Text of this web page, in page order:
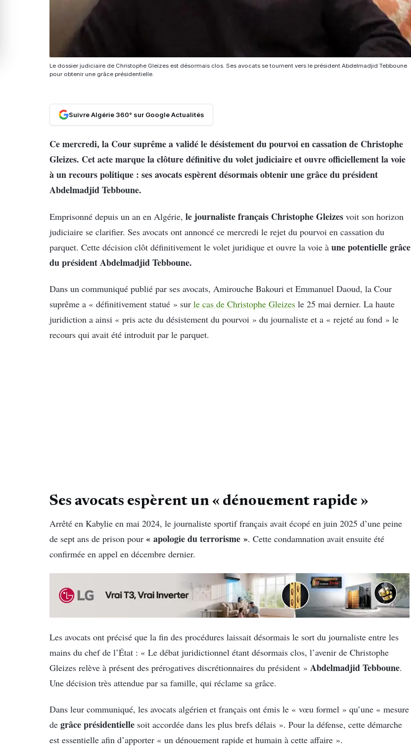
Le dossier judiciaire de Christophe Gleizes est désormais clos. Ses avocats se tournent vers le président Abdelmadjid Tebboune
pour obtenir une grâce présidentielle.
Suivre Algérie 360° sur Google Actualités
Ce mercredi, la Cour suprême a validé le désistement du pourvoi en cassation de Christophe
Gleizes. Cet acte marque la clôture définitive du volet judiciaire et ouvre officiellement la voie
à un recours politique : ses avocats espèrent désormais obtenir une grâce du président
Abdelmadjid Tebboune.
Emprisonné depuis un an en Algérie, le journaliste français Christophe Gleizes voit son horizon
judiciaire se clarifier. Ses avocats ont annoncé ce mercredi le rejet du pourvoi en cassation du
parquet. Cette décision clôt définitivement le volet juridique et ouvre la voie à une potentielle grâce
du président Abdelmadjid Tebboune.
Dans un communiqué publié par ses avocats, Amirouche Bakouri et Emmanuel Daoud, la Cour
suprême a « définitivement statué » sur le cas de Christophe Gleizes le 25 mai dernier. La haute
juridiction a ainsi « pris acte du désistement du pourvoi » du journaliste et a « rejeté au fond » le
recours qui avait été introduit par le parquet.
Ses avocats espèrent un « dénouement rapide »
Arrêté en Kabylie en mai 2024, le journaliste sportif français avait écopé en juin 2025 d’une peine
de sept ans de prison pour « apologie du terrorisme ». Cette condamnation avait ensuite été
confirmée en appel en décembre dernier.
Les avocats ont précisé que la fin des procédures laissait désormais le sort du journaliste entre les
mains du chef de l’État : « Le débat juridictionnel étant désormais clos, l’avenir de Christophe
Gleizes relève à présent des prérogatives discrétionnaires du président » Abdelmadjid Tebboune.
Une décision très attendue par sa famille, qui réclame sa grâce.
Dans leur communiqué, les avocats algérien et français ont émis le « vœu formel » qu’une « mesure
de grâce présidentielle soit accordée dans les plus brefs délais ». Pour la défense, cette démarche
est essentielle afin d’apporter « un dénouement rapide et humain à cette affaire ».